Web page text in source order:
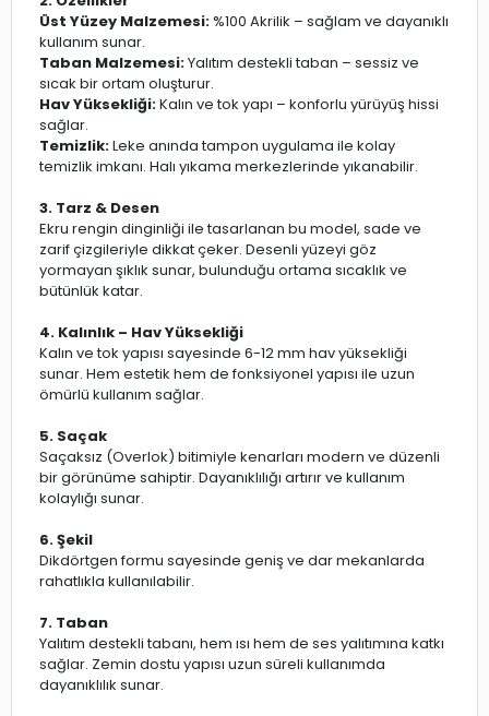
Üst Yüzey Malzemesi: %100 Akrilik – sağlam ve dayanıklı
kullanım sunar.
Taban Malzemesi:Yalıtım destekli taban – sessiz ve
sıcak bir ortam oluşturur.
Hav Yüksekliği:Kalın ve tok yapı – konforlu yürüyüş hissi
sağlar.
Temizlik:Leke anında tampon uygulama ile kolay
temizlik imkanı. Halı yıkama merkezlerinde yıkanabilir.
3. Tarz & Desen
Ekru rengin dinginliği ile tasarlanan bu model, sade ve
zarif çizgileriyle dikkat çeker. Desenli yüzeyi göz
yormayan şıklık sunar, bulunduğu ortama sıcaklık ve
bütünlük katar.
4. Kalınlık – Hav Yüksekliği
Kalın ve tok yapısı sayesinde 6-12 mm hav yüksekliği
sunar. Hem estetik hem de fonksiyonel yapısı ile uzun
ömürlü kullanım sağlar.
5. Saçak
Saçaksız (Overlok) bitimiyle kenarları modern ve düzenli
bir görünüme sahiptir. Dayanıklılığı artırır ve kullanım
kolaylığı sunar.
6. Şekil
Dikdörtgen formu sayesinde geniş ve dar mekanlarda
rahatlıkla kullanılabilir.
7. Taban
Yalıtım destekli tabanı, hem ısı hem de ses yalıtımına katkı
sağlar. Zemin dostu yapısı uzun süreli kullanımda
dayanıklılık sunar.